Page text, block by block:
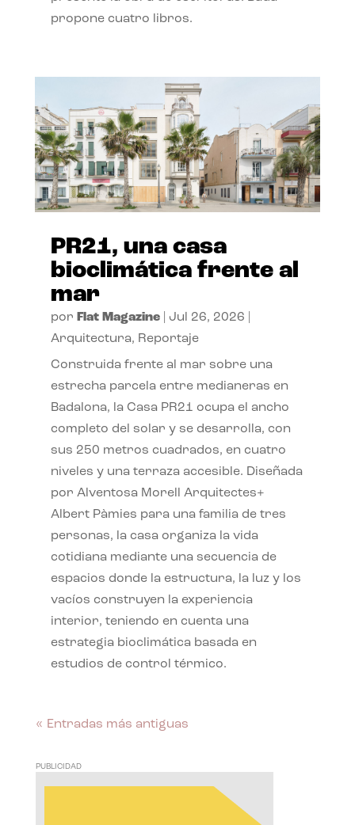
propone cuatro libros.
PR21, una casa
bioclimática frente al
mar
por Flat Magazine| Jul 26, 2026
Arquitectura, Reportaje
Construida frente al mar sobre una
estrecha parcela entre medianeras en
Badalona, la Casa PR21 ocupa el ancho
completo del solar y se desarrolla, con
sus 250 metros cuadrados, en cuatro
niveles y una terraza accesible. Diseñada
por Alventosa Morell Arquitectes+
Albert Pàmies para una familia de tres
personas, la casa organiza la vida
cotidiana mediante una secuencia de
espacios donde la estructura, la luz y los
vacíos construyen la experiencia
interior, teniendo en cuenta una
estrategia bioclimática basada en
estudios de control térmico.
« Entradas más antiguas
PUBLICIDAD